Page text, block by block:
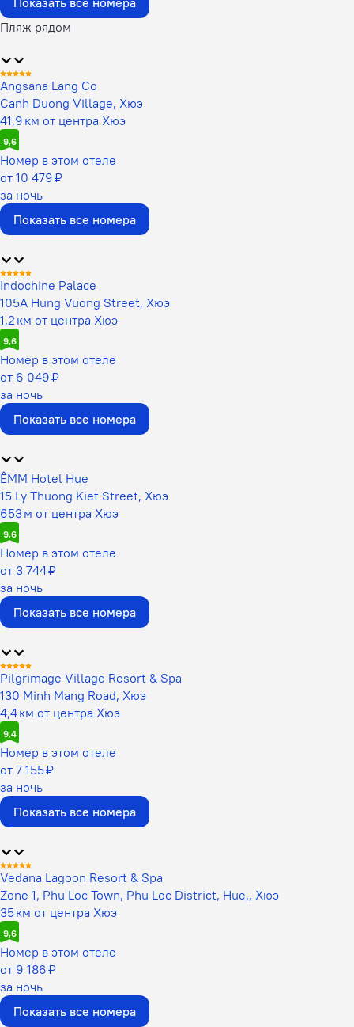
Пляж рядом
Angsana Lang Co
Canh Duong Village, Хюэ
41,9 км от центра Хюэ
9,6
Номер в этом отеле
от 10 479 ₽
за ночь
Показать все номера
Indochine Palace
105A Hung Vuong Street, Хюэ
1,2 км от центра Хюэ
9,6
Номер в этом отеле
от 6 049 ₽
за ночь
Показать все номера
ÊMM Hotel Hue
15 Ly Thuong Kiet Street, Хюэ
653 м от центра Хюэ
9,6
Номер в этом отеле
от 3 744 ₽
за ночь
Показать все номера
Pilgrimage Village Resort & Spa
130 Minh Mang Road, Хюэ
4,4 км от центра Хюэ
9,4
Номер в этом отеле
от 7 155 ₽
за ночь
Показать все номера
Vedana Lagoon Resort & Spa
Zone 1, Phu Loc Town, Phu Loc District, Hue,, Хюэ
35 км от центра Хюэ
9,6
Номер в этом отеле
от 9 186 ₽
за ночь
Показать все номера